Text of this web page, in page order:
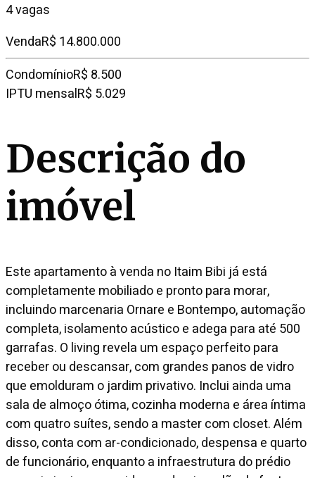
4 vagas
VendaR$ 14.800.000
CondomínioR$ 8.500
IPTU mensalR$ 5.029
Descrição do
imóvel
Este apartamento à venda no Itaim Bibi já está
completamente mobiliado e pronto para morar,
incluindo marcenaria Ornare e Bontempo, automação
completa, isolamento acústico e adega para até 500
garrafas. O living revela um espaço perfeito para
receber ou descansar, com grandes panos de vidro
que emolduram o jardim privativo. Inclui ainda uma
sala de almoço ótima, cozinha moderna e área íntima
com quatro suítes, sendo a master com closet. Além
disso, conta com ar-condicionado, despensa e quarto
de funcionário, enquanto a infraestrutura do prédio